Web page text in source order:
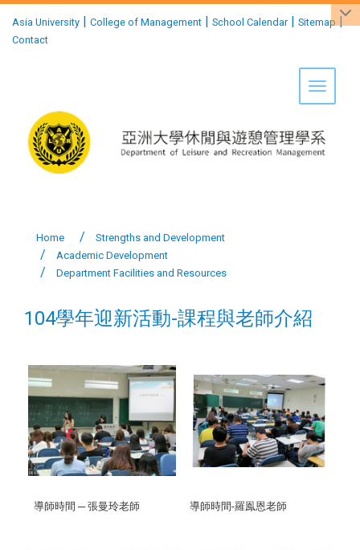
Asia University | College of Management | School Calendar| Sitemap |
Contact
Toggle
Home
Strengths and Development
Academic Development
Department Facilities and Resources
104學年迎新活動-課程與老師介紹
導師時間 ─ 張曼玲老師 導師時間-羅鳯恩老師